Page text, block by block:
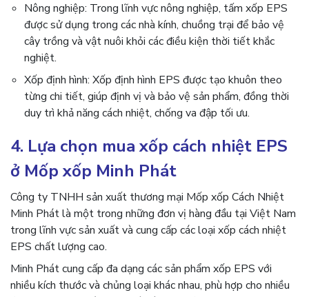
Nông nghiệp: Trong lĩnh vực nông nghiệp, tấm xốp EPS
được sử dụng trong các nhà kính, chuồng trại để bảo vệ
cây trồng và vật nuôi khỏi các điều kiện thời tiết khắc
nghiệt.
Xốp định hình: Xốp định hình EPS được tạo khuôn theo
từng chi tiết, giúp định vị và bảo vệ sản phẩm, đồng thời
duy trì khả năng cách nhiệt, chống va đập tối ưu.
4. Lựa chọn mua xốp cách nhiệt EPS
ở Mốp xốp Minh Phát
Công ty TNHH sản xuất thương mại Mốp xốp Cách Nhiệt
Minh Phát là một trong những đơn vị hàng đầu tại Việt Nam
trong lĩnh vực sản xuất và cung cấp các loại xốp cách nhiệt
EPS chất lượng cao.
Minh Phát cung cấp đa dạng các sản phẩm xốp EPS với
nhiều kích thước và chủng loại khác nhau, phù hợp cho nhiều